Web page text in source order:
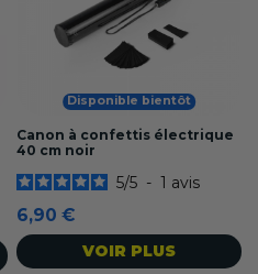
Disponible bientôt
Canon à confettis électrique
40 cm noir
5/5 - 1 avis
6,90 €
VOIR PLUS